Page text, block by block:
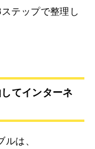
テップで整理し
てインターネ
は、